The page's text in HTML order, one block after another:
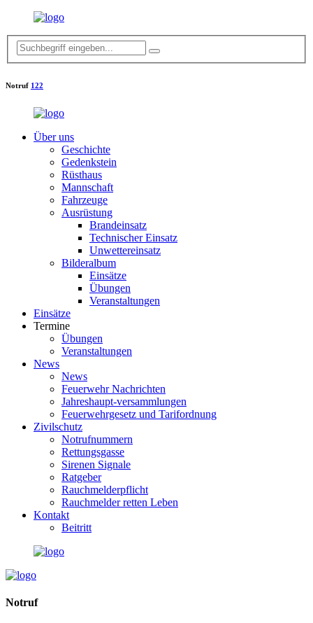
Notruf 122
Über uns
Geschichte
Gedenkstein
Rüsthaus
Mannschaft
Fahrzeuge
Ausrüstung
Brandeinsatz
Technischer Einsatz
Unwettereinsatz
Bilderalbum
Einsätze
Übungen
Veranstaltungen
Einsätze
Termine
Übungen
Veranstaltungen
News
News
Feuerwehr Nachrichten
Jahreshaupt-versammlungen
Feuerwehrgesetz und Tarifordnung
Zivilschutz
Notrufnummern
Rettungsgasse
Sirenen Signale
Ratgeber
Rauchmelderpflicht
Rauchmelder retten Leben
Kontakt
Beitritt
Notruf